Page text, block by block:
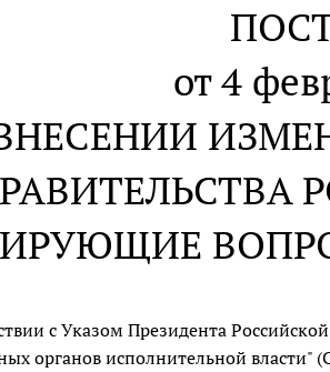
от 4
с Указом Президента
органов исполнительной власти"